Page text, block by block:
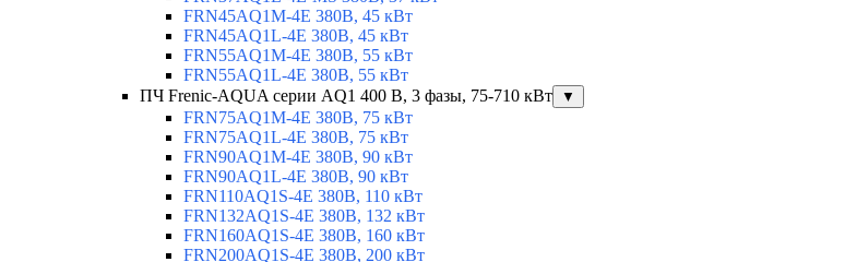
FRN45AQ1M-4E 380В, 45 кВт
FRN45AQ1L-4E 380В, 45 кВт
FRN55AQ1M-4E 380В, 55 кВт
FRN55AQ1L-4E 380В, 55 кВт
ПЧ Frenic-AQUA серии AQ1 400 В, 3 фазы, 75-710 кВт
▼
FRN75AQ1M-4E 380В, 75 кВт
FRN75AQ1L-4E 380В, 75 кВт
FRN90AQ1M-4E 380В, 90 кВт
FRN90AQ1L-4E 380В, 90 кВт
FRN110AQ1S-4E 380В, 110 кВт
FRN132AQ1S-4E 380В, 132 кВт
FRN160AQ1S-4E 380В, 160 кВт
FRN200AQ1S-4E 380В, 200 кВт